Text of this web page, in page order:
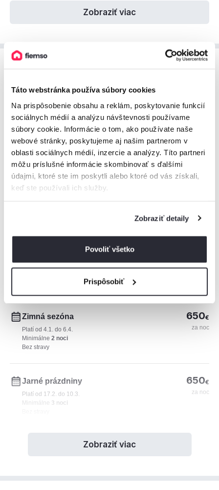
Táto webstránka používa súbory cookies
Na prispôsobenie obsahu a reklám, poskytovanie funkcií
sociálnych médií a analýzu návštevnosti používame
súbory cookie. Informácie o tom, ako používate naše
webové stránky, poskytujeme aj našim partnerom v
oblasti sociálnych médií, inzercie a analýzy. Títo partneri
môžu príslušné informácie skombinovať s ďalšími
údajmi, ktoré ste im poskytli alebo ktoré od vás získali,
keď ste používali ich služby.
Zobraziť detaily
Povoliť všetko
Prispôsobiť
Zobraziť viac
Prehľad cien za ubytovanie, ktorý vám pomôže pri
August 2026
870€
1 160€
1 450€
13 14 15 16 17 18 19 20 21
Základná sadzba 650€
Zimná sezóna
Platí od 4.1. do 6.4.
Minimálne 2 noci
Bez stravy
650€
za noc
Jarné prázdniny
Platí od 17.2. do 10.3.
Minimálne 3 noci
650€
za noc
Zobraziť viac